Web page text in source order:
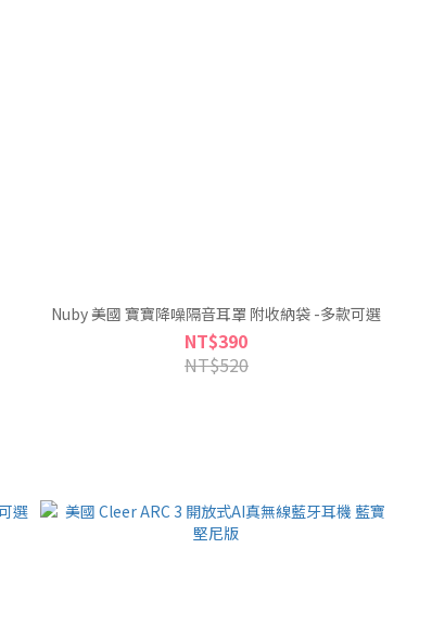
Nuby 美國 寶寶降噪隔音耳罩 附收納袋 -多款可選
NT$390
NT$520